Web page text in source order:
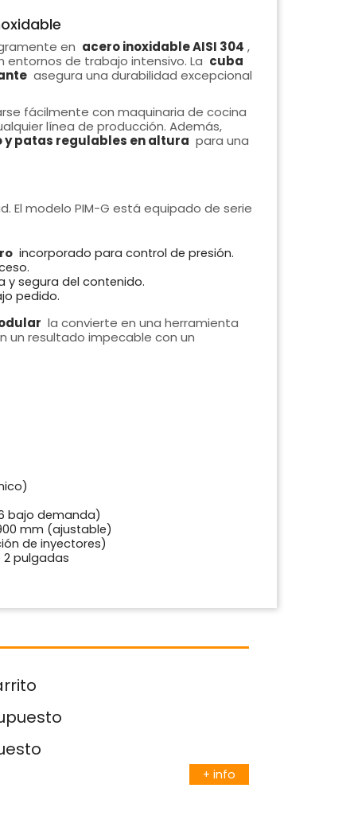
en acero inoxidable AISI 304 ,
entornos de trabajo intensivo. La cuba
asegura una durabilidad excepcional
fácilmente con maquinaria de cocina
línea de producción. Además,
patas regulables en altura para una
El modelo PIM-G está equipado de serie
incorporado para control de presión.
y segura del contenido.
pedido.
la convierte en una herramienta
un resultado impecable con un
bajo demanda)
mm (ajustable)
de inyectores)
pulgadas
+ info